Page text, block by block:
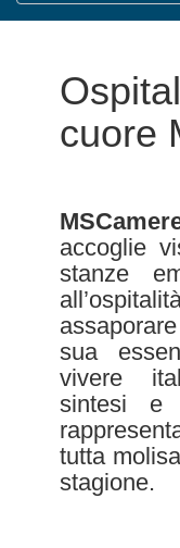
cuore
accoglie
stanze
sua
vivere
sintesi e
tutta
stagione.